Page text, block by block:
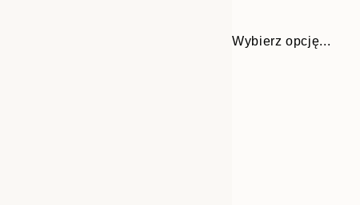
Wybierz opcję...